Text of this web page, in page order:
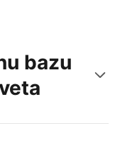
bazu